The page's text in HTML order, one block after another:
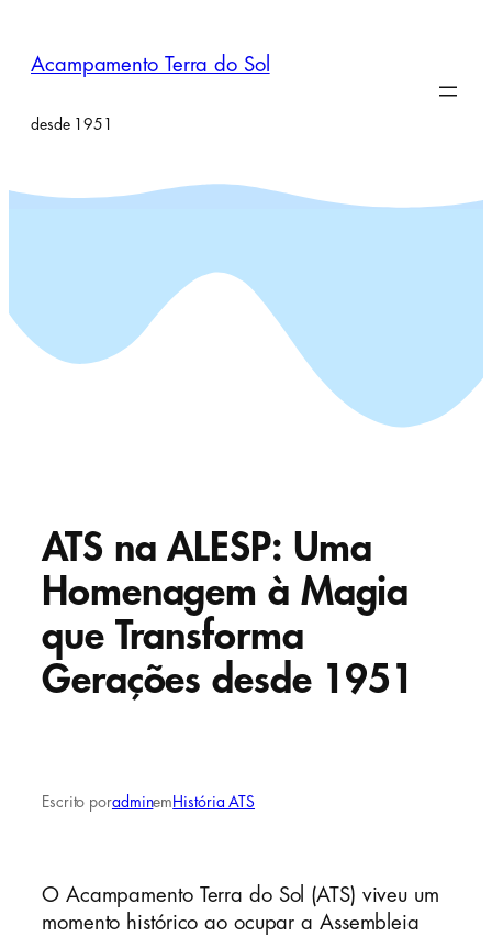
Acampamento Terra do Sol
desde 1951
ATS na ALESP: Uma
Homenagem à Magia
que Transforma
Gerações desde 1951
Escrito poradminem História ATS
O Acampamento Terra do Sol (ATS) viveu um
momento histórico ao ocupar a Assembleia